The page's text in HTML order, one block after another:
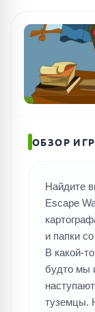
ОБЗОР
Найдите
Escape
и папки
В какой-
будто мы
туземцы.